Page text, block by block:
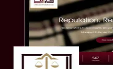
للمحاماة